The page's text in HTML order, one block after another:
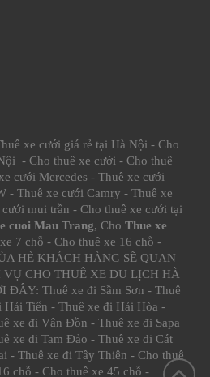
xe cưới giá rẻ tại Hà Nội - Cho
- Cho thuê xe cưới - Cho thuê
cưới Mercedes - Thuê xe cưới
- Thuê xe cưới Camry - Thuê xe
mui trần - Cho thuê xe cưới tại
cuoi Mau Trang, Cho Thue xe
7 chỗ - Cho thuê xe 16 chỗ -
HÈ KHÁCH HÀNG SẼ QUAN
CHO THUÊ XE DU LỊCH HÀ
ĐÂY: Thuê xe đi Sầm Sơn - Thuê
Hải Tiến - Thuê xe đi Hải Hòa -
xe đi Vân Đồn - Thuê xe đi Sapa
xe đi Tam Đảo - Thuê xe đi Cát
- Thuê xe đi Tây Thiên - Cho thuê
chỗ - Cho thuê xe 45 chỗ -